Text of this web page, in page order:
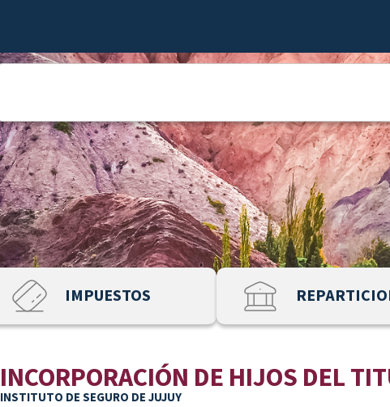
IMPUESTOS
INCORPORACIÓN DE HIJOS DEL
INSTITUTO DE SEGURO DE JUJUY